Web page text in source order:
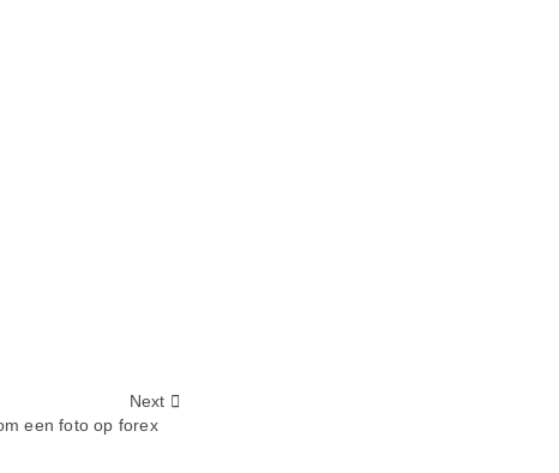
Next
een foto op forex